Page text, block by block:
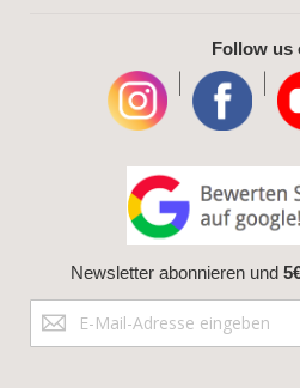
Follow us
Newsletter abonnieren und
Anmeldung
zum